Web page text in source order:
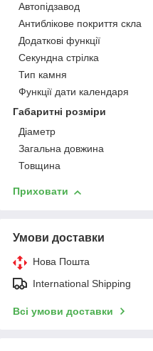
Автопідзавод
Антиблікове покриття скла
Додаткові функції
Секундна стрілка
Тип камня
Функції дати календаря
Габаритні розміри
Діаметр
Загальна довжина
Товщина
Приховати
Умови доставки
Нова Пошта
International Shipping
Всі умови доставки